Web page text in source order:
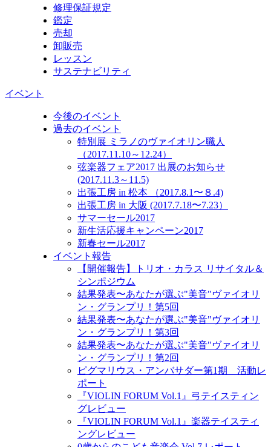
修理保証規定
鑑定
売却
卸販売
レッスン
サステナビリティ
イベント
今後のイベント
過去のイベント
特別展 ミラノのヴァイオリン職人
（2017.11.10～12.24）
弦楽器フェア2017 出展のお知らせ
(2017.11.3～11.5)
出張工房 in 松本 （2017.8.1〜８.4)
出張工房 in 大阪 (2017.7.18〜7.23）
サマーセール2017
新生活応援キャンペーン2017
新春セール2017
イベント報告
【開催報告】トリオ・カラス リサイタル＆
シンポジウム
結果発表〜あなたが選ぶ"美音"ヴァイオリ
ン・グランプリ！第5回
結果発表〜あなたが選ぶ"美音"ヴァイオリ
ン・グランプリ！第3回
結果発表〜あなたが選ぶ"美音"ヴァイオリ
ン・グランプリ！第2回
ピグマリウス・アンバサダー第1期 活動レ
ポート
『VIOLIN FORUM Vol.1』弓テイスティン
グレビュー
『VIOLIN FORUM Vol.1』楽器テイスティ
ングレビュー